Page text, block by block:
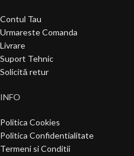
Contul Tau
Urmareste Comanda
Livrare
Suport Tehnic
Solicită retur
INFO
Politica Cookies
Politica Confidentialitate
Termeni si Conditii